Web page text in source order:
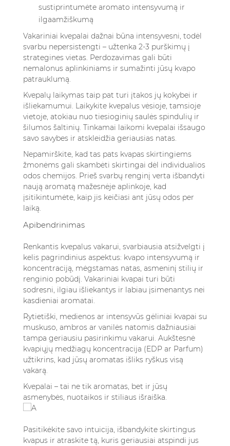
sustiprintumėte aromato intensyvumą ir
ilgaamžiškumą
Vakariniai kvepalai dažnai būna intensyvesni, todėl
svarbu nepersistengti – užtenka 2-3 purškimų į
strategines vietas. Perdozavimas gali būti
nemalonus aplinkiniams ir sumažinti jūsų kvapo
patrauklumą.
Kvepalų laikymas taip pat turi įtakos jų kokybei ir
išliekamumui. Laikykite kvepalus vėsioje, tamsioje
vietoje, atokiau nuo tiesioginių saulės spindulių ir
šilumos šaltinių. Tinkamai laikomi kvepalai išsaugo
savo savybes ir atskleidžia geriausias natas.
Nepamirškite, kad tas pats kvapas skirtingiems
žmonėms gali skambėti skirtingai dėl individualios
odos chemijos. Prieš svarbų renginį verta išbandyti
naują aromatą mažesnėje aplinkoje, kad
įsitikintumėte, kaip jis keičiasi ant jūsų odos per
laiką.
Apibendrinimas
Renkantis kvepalus vakarui, svarbiausia atsižvelgti į
kelis pagrindinius aspektus: kvapo intensyvumą ir
koncentraciją, mėgstamas natas, asmeninį stilių ir
renginio pobūdį. Vakariniai kvapai turi būti
sodresni, ilgiau išliekantys ir labiau įsimenantys nei
kasdieniai aromatai.
Rytietiški, medienos ar intensyvūs gėliniai kvapai su
muskuso, ambros ar vanilės natomis dažniausiai
tampa geriausiu pasirinkimu vakarui. Aukštesnė
kvapiųjų medžiagų koncentracija (EDP ar Parfum)
užtikrins, kad jūsų aromatas išliks ryškus visą
vakarą.
Kvepalai – tai ne tik aromatas, bet ir jūsų
asmenybės, nuotaikos ir stiliaus išraiška.
Pasitikėkite savo intuicija, išbandykite skirtingus
kvapus ir atraskite tą, kuris geriausiai atspindi jus